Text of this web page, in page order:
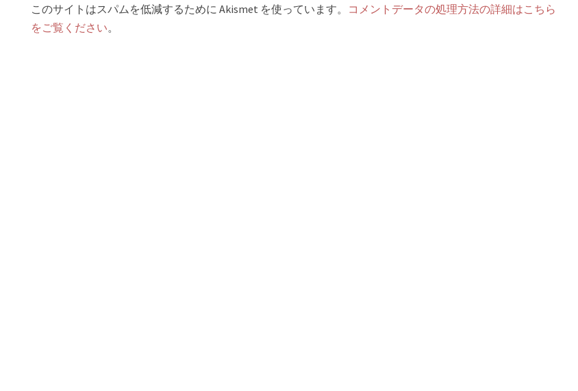
このサイトはスパムを低減するために Akismet を使っています。 コメントデータの処理方法の詳細はこちら
をご覧ください。